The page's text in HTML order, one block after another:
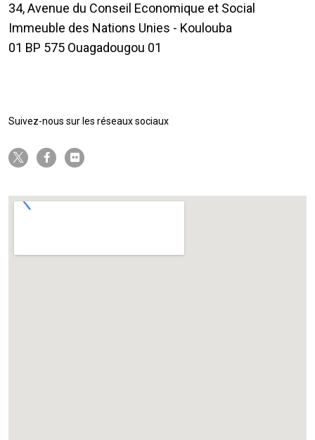
34, Avenue du Conseil Economique et Social
Immeuble des Nations Unies - Koulouba
01 BP 575 Ouagadougou 01
Suivez-nous sur les réseaux sociaux
twitter-x facebook-fflickr